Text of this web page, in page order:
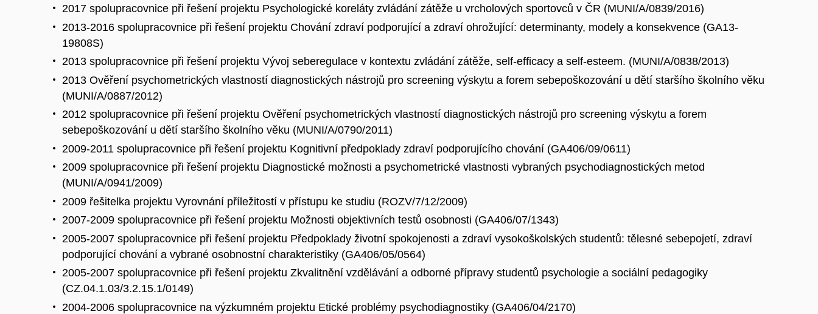
2017 spolupracovnice při řešení projektu Psychologické koreláty zvládání zátěže u vrcholových sportovců v ČR (MUNI/A/0839/2016)
2013-2016 spolupracovnice při řešení projektu Chování zdraví podporující a zdraví ohrožující: determinanty, modely a konsekvence (GA13-
19808S)
2013 spolupracovnice při řešení projektu Vývoj seberegulace v kontextu zvládání zátěže, self-efficacy a self-esteem. (MUNI/A/0838/2013)
2013 Ověření psychometrických vlastností diagnostických nástrojů pro screening výskytu a forem sebepoškozování u dětí staršího školního věku
(MUNI/A/0887/2012)
2012 spolupracovnice při řešení projektu Ověření psychometrických vlastností diagnostických nástrojů pro screening výskytu a forem
sebepoškozování u dětí staršího školního věku (MUNI/A/0790/2011)
2009-2011 spolupracovnice při řešení projektu Kognitivní předpoklady zdraví podporujícího chování (GA406/09/0611)
2009 spolupracovnice při řešení projektu Diagnostické možnosti a psychometrické vlastnosti vybraných psychodiagnostických metod
(MUNI/A/0941/2009)
2009 řešitelka projektu Vyrovnání příležitostí v přístupu ke studiu (ROZV/7/12/2009)
2007-2009 spolupracovnice při řešení projektu Možnosti objektivních testů osobnosti (GA406/07/1343)
2005-2007 spolupracovnice při řešení projektu Předpoklady životní spokojenosti a zdraví vysokoškolských studentů: tělesné sebepojetí, zdraví
podporující chování a vybrané osobnostní charakteristiky (GA406/05/0564)
2005-2007 spolupracovnice při řešení projektu Zkvalitnění vzdělávání a odborné přípravy studentů psychologie a sociální pedagogiky
(CZ.04.1.03/3.2.15.1/0149)
2004-2006 spolupracovnice na výzkumném projektu Etické problémy psychodiagnostiky (GA406/04/2170)